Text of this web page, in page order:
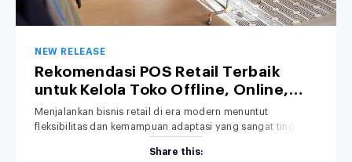
NEW RELEASE
Rekomendasi POS Retail Terbaik
untuk Kelola Toko Offline, Online,
hingga Bisnis Hybrid
Menjalankan bisnis retail di era modern menuntut
fleksibilitas dan kemampuan adaptasi yang sangat tinggi.
adalah POS retail terbaik untuk membantu mengelola
Share this: